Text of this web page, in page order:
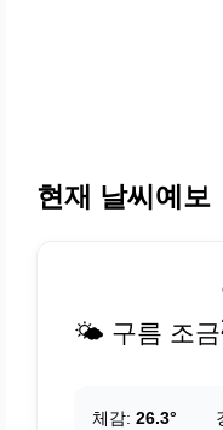
현재 날씨예보
🌤️ 구름 조금
체감: 26.3°